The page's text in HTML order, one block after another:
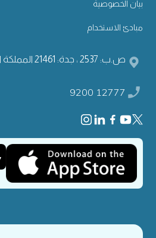
بيان الخصوصية
مبادئ الاستخدام
ص.ب: 2537 ، جدة: 21461 المملكة العربية السعودية
9200 12777